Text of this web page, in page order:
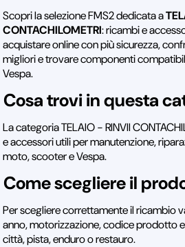
Scopri la selezione FMS2 dedicata a
CONTACHILOMETRI: ricambi e
acquistare online con più sicurezza,
migliori e trovare componenti
Vespa.
Cosa trovi in questa
La categoria TELAIO - RINVII
e accessori utili per manutenzione,
moto, scooter e Vespa.
Come scegliere il
Per scegliere correttamente il ricambio
anno, motorizzazione, codice prodotto
città, pista, enduro o restauro.